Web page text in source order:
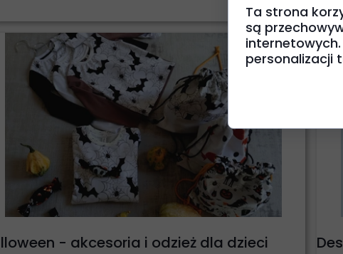
- akcesoria i odzież dla dzieci
Ta strona
są
personalizacji